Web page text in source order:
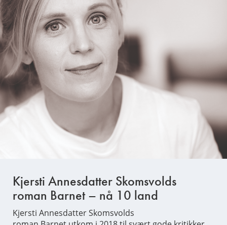
Kjersti Annesdatter Skomsvolds
roman Barnet – nå 10 land
Kjersti Annesdatter Skomsvolds